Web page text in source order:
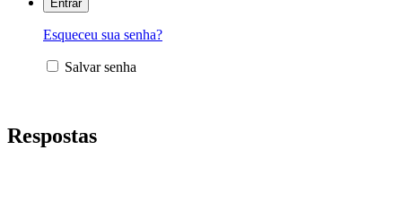
Esqueceu sua senha?
Salvar senha
Respostas